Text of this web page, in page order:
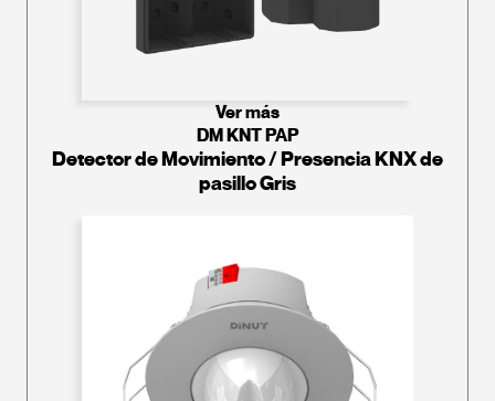
Ver más
DM KNT PAP
Detector de Movimiento / Presencia KNX de
pasillo Gris